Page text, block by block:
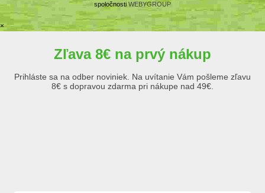
spoločnosti WEBYGROUP
×
Zľava 8€ na prvý nákup
Prihláste sa na odber noviniek. Na uvítanie Vám pošleme zľavu
8€ s dopravou zdarma pri nákupe nad 49€.